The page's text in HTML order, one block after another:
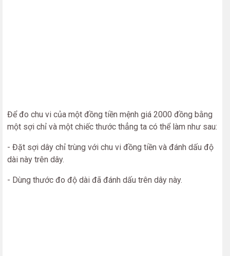
Để đo chu vi của một đồng tiền mệnh giá 2000 đồng bằng
một sợi chỉ và một chiếc thước thẳng ta có thể làm như sau:
- Đặt sợi dây chỉ trùng với chu vi đồng tiền và đánh dấu độ
dài này trên dây.
- Dùng thước đo độ dài đã đánh dấu trên dây này.